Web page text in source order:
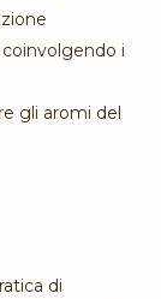
coinvolgendo i
gli aromi del
di